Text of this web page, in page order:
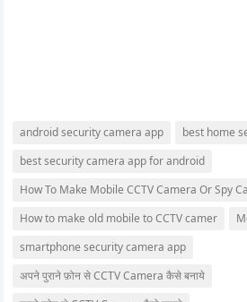
android security camera app
best home
best security camera app for android
How To Make Mobile CCTV Camera Or Spy
How to make old mobile to CCTV camer
smartphone security camera app
अपने पुराने फ़ोन से CCTV Camera कैसे बनाये